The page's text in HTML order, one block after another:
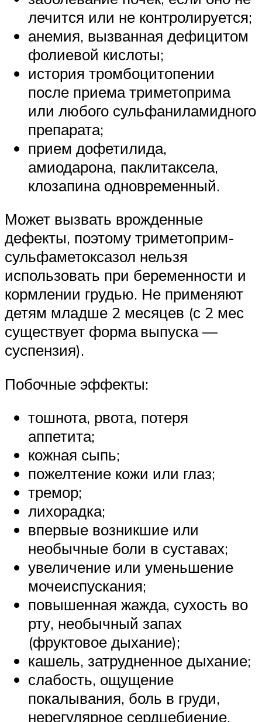
лечится или не контролируется;
анемия, вызванная дефицитом
фолиевой кислоты;
история тромбоцитопении
после приема триметоприма
или любого сульфаниламидного
препарата;
прием дофетилида,
амиодарона, паклитаксела,
клозапина одновременный.
Может вызвать врожденные
дефекты, поэтому триметоприм-
сульфаметоксазол нельзя
использовать при беременности и
кормлении грудью. Не применяют
детям младше 2 месяцев (с 2 мес
существует форма выпуска —
суспензия).
Побочные эффекты:
тошнота, рвота, потеря
аппетита;
кожная сыпь;
пожелтение кожи или глаз;
тремор;
лихорадка;
впервые возникшие или
необычные боли в суставах;
увеличение или уменьшение
мочеиспускания;
повышенная жажда, сухость во
рту, необычный запах
(фруктовое дыхание);
кашель, затрудненное дыхание;
слабость, ощущение
покалывания, боль в груди,
нерегулярное сердцебиение,